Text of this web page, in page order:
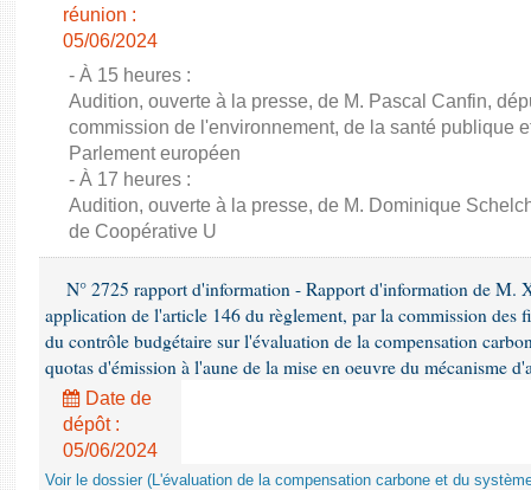
réunion :
05/06/2024
- À 15 heures :
Audition, ouverte à la presse, de M. Pascal Canfin,
commission de l'environnement, de la santé publique
Parlement européen
- À 17 heures :
Audition, ouverte à la presse, de M. Dominique
de Coopérative U
N° 2725 rapport d'information - Rapport d'information de M.
application de l'article 146 du règlement, par la commission des
du contrôle budgétaire sur l'évaluation de la compensation
quotas d'émission à l'aune de la mise en oeuvre du mécanisme
Date de
dépôt :
05/06/2024
Voir le dossier (L'évaluation de la compensation carbone et du